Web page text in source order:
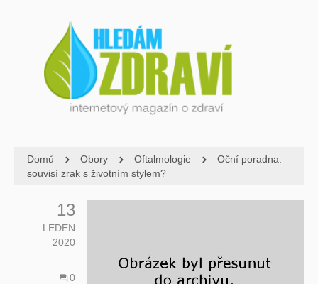
Domů Obory Oftalmologie
Oční poradna:
souvisí zrak s životním stylem?
13
LEDEN
2020
0